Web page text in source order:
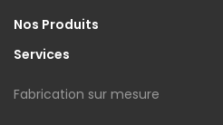
Nos Produits
Services
Fabrication sur mesure